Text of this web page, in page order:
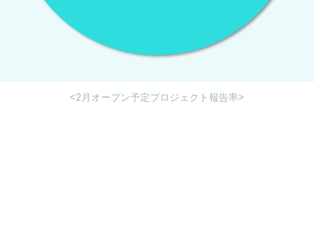
<2月オープン予定プロジェクト報告率>